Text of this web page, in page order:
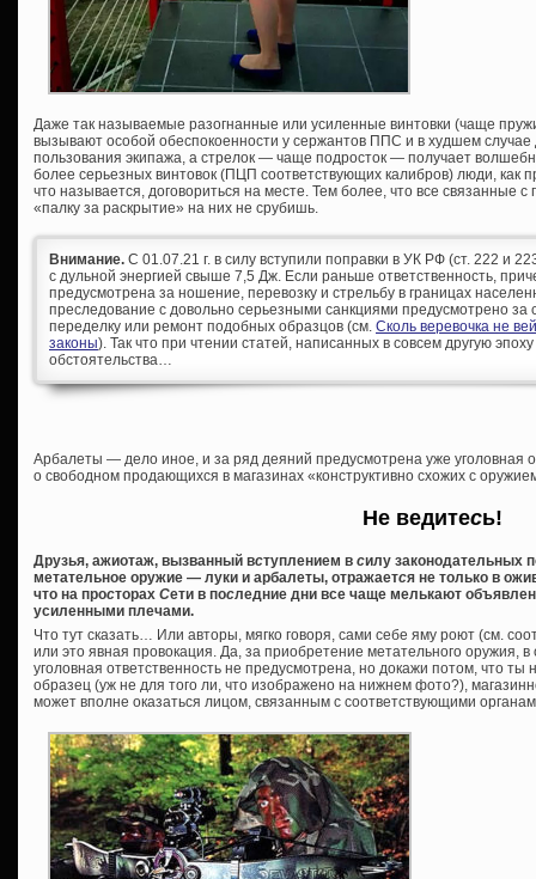
Даже так называемые разогнанные или усиленные винтовки (чаще
вызывают особой обеспокоенности у сержантов ППС и в худшем случае
пользования экипажа, а стрелок — чаще подросток — получает
более серьезных винтовок (ПЦП соответствующих калибров) люди, как
что называется, договориться на месте. Тем более, что все связанные
«палку за раскрытие» на них не срубишь.
Внимание. С 01.07.21 г. в силу вступили поправки в УК РФ (ст. 222 и
с дульной энергией свыше 7,5 Дж. Если раньше ответственность,
предусмотрена за ношение, перевозку и стрельбу в границах
преследование с довольно серьезными санкциями предусмотрено за
переделку или ремонт подобных образцов (см. Сколь веревочка не
законы). Так что при чтении статей, написанных в совсем другую
обстоятельства…
Арбалеты — дело иное, и за ряд деяний предусмотрена уже уголовная
о свободном продающихся в магазинах «конструктивно схожих с
Не ведитесь!
Друзья, ажиотаж, вызванный вступлением в силу законодательных
метательное оружие — луки и арбалеты, отражается не только в
что на просторах Сети в последние дни все чаще мелькают
усиленными плечами.
Что тут сказать… Или авторы, мягко говоря, сами себе яму роют (см.
или это явная провокация. Да, за приобретение метательного оружия,
уголовная ответственность не предусмотрена, но докажи потом, что ты
образец (уж не для того ли, что изображено на нижнем фото?),
может вполне оказаться лицом, связанным с соответствующими